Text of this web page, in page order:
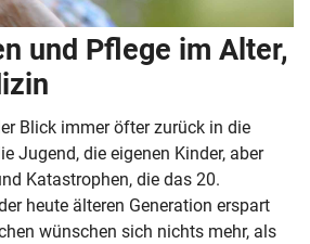
und Pflege im Alter,
Blick immer öfter zurück in die
Jugend, die eigenen Kinder, aber
Katastrophen, die das 20.
heute älteren Generation erspart
wünschen sich nichts mehr, als